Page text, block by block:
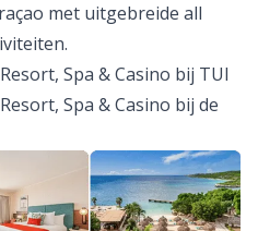
met uitgebreide all
Spa & Casino bij TUI
Spa & Casino bij de